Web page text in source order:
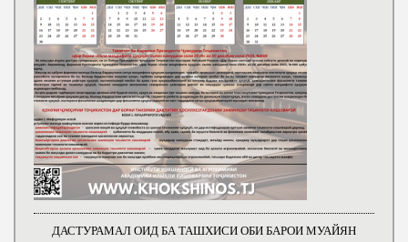
ДАСТУРАМАЛ ОИД БА ТАШХИСИ ОБИ БАРОИ МУАЙЯН